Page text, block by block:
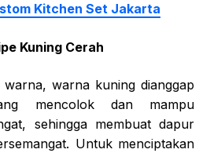
Kitchen Set Jakarta
Kuning Cerah
warna kuning dianggap
mencolok dan mampu
sehingga membuat dapur
Untuk menciptakan